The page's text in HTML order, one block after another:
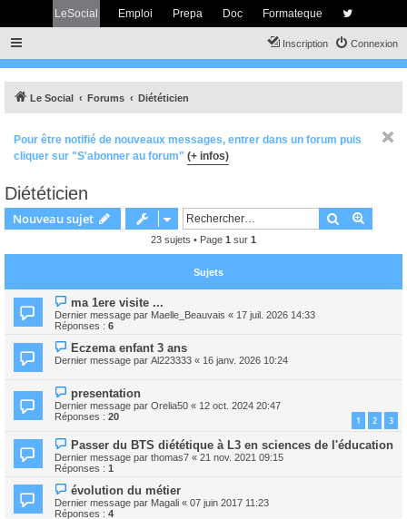
LeSocial Emploi Prepa Doc Formateque
Connexion
Inscription
Le Social Forums Diététicien
Pour être notifié de nouveaux messages, entrer dans un forum puis
cliquer sur "S'abonner au forum" (+ infos)
Diététicien
Nouveau sujet Rechercher
23 sujets • Page 1 sur 1
Sujets
ma 1ere visite ...
Dernier message par Maelle_Beauvais « 17 juil. 2026 14:33
Réponses : 6
Eczema enfant 3 ans
Dernier message par Al223333 « 16 janv. 2026 10:24
presentation
Dernier message par Orelia50 « 12 oct. 2024 20:47
Réponses : 20 1 2 3
Passer du BTS diététique à L3 en sciences de l'éducation
Dernier message par thomas7 « 21 nov. 2021 09:15
Réponses : 1
évolution du métier
Dernier message par Magali « 07 juin 2017 11:23
Réponses : 4